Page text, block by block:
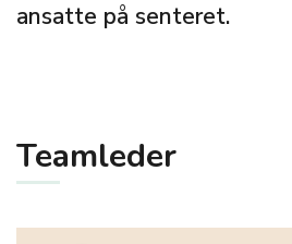
ansatte på senteret.
Teamleder